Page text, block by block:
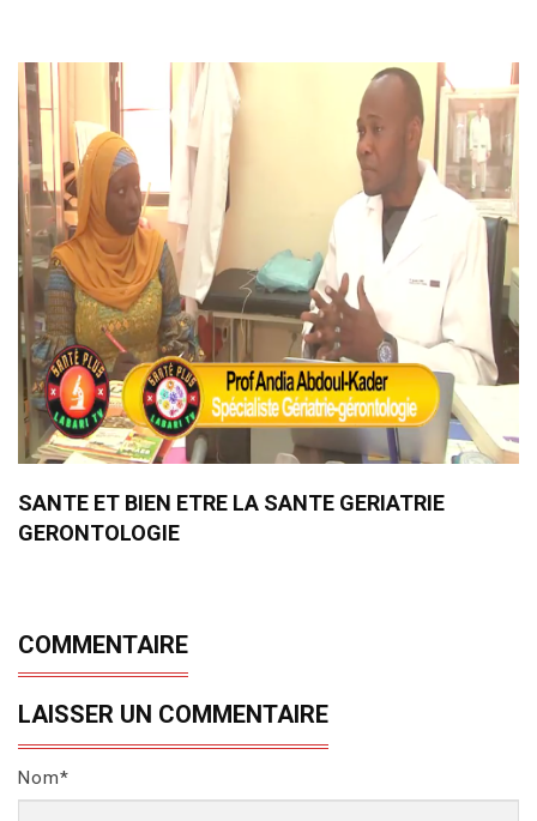
SANTE ET BIEN ETRE LA SANTE GERIATRIE
GERONTOLOGIE
COMMENTAIRE
LAISSER UN COMMENTAIRE
Nom*